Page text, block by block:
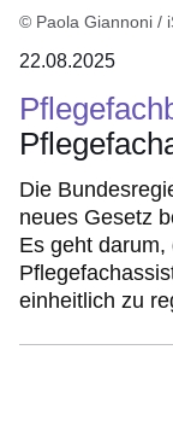
© Paola Giannoni /
22.08.2025
Die
neues Gesetz
Es geht
einheitlich zu